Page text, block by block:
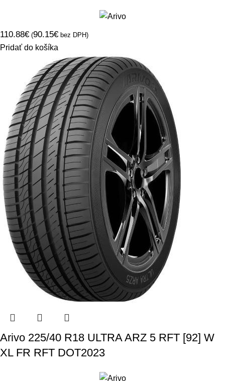
110.88€ (90.15€ bez DPH)
Pridať do košíka
Arivo 225/40 R18 ULTRA ARZ 5 RFT [92] W
XL FR RFT DOT2023